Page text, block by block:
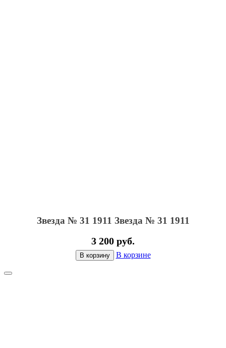
Звезда № 31 1911 Звезда № 31 1911
3 200 руб.
В корзину В корзине